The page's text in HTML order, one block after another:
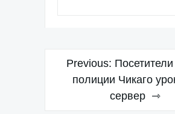
Навигация
Previous:
полиции Чикаго
сервер